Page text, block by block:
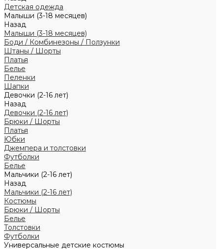
Детская одежда
Малыши (3-18 месяцев)
Назад
Малыши (3-18 месяцев)
Боди / Комбинезоны / Ползунки
Штаны / Шорты
Платья
Белье
Пеленки
Шапки
Девочки (2-16 лет)
Назад
Девочки (2-16 лет)
Брюки / Шорты
Платья
Юбки
Джемпера и толстовки
Футболки
Белье
Мальчики (2-16 лет)
Назад
Мальчики (2-16 лет)
Костюмы
Брюки / Шорты
Белье
Толстовки
Футболки
Универсальные детские костюмы